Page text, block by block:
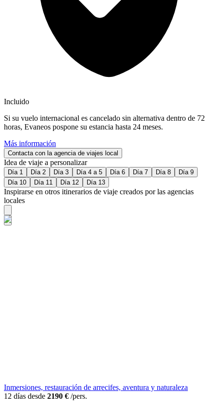
Incluido
Si su vuelo internacional es cancelado sin alternativa dentro de 72
horas, Evaneos pospone su estancia hasta 24 meses.
Más información
Contacta con la agencia de viajes local
Idea de viaje a personalizar
Día 1 Día 2 Día 3 Día 4 a 5 Día 6 Día 7 Día 8
Día 9
Día 10
Día 11 Día 12 Día 13
Inspirarse en otros itinerarios de viaje creados por las agencias
locales
Inmersiones, restauración de arrecifes, aventura y naturaleza
12 días desde 2190 € /pers.